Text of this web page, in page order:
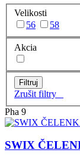
Velikosti
56
58
Akcia
Zrušit filtry
Pha 9
SWIX